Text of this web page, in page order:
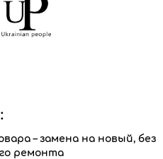
– замена на новый, без
ремонта